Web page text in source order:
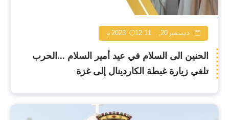
ديسمبر 20, 2023 12:11 م
الحنين الى السلام في عيد أمير السلام ...الحرب
تلغي زيارة غبطة الكاردينال إلى غزة